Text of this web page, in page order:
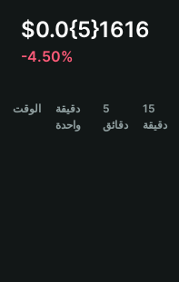
Português (Portugal)
Bahasa Indonesia
বাংলা
$0.0{5}1616
-4.50%
الوقت
دقيقة
واحدة
5
دقائق
15
دقيقة